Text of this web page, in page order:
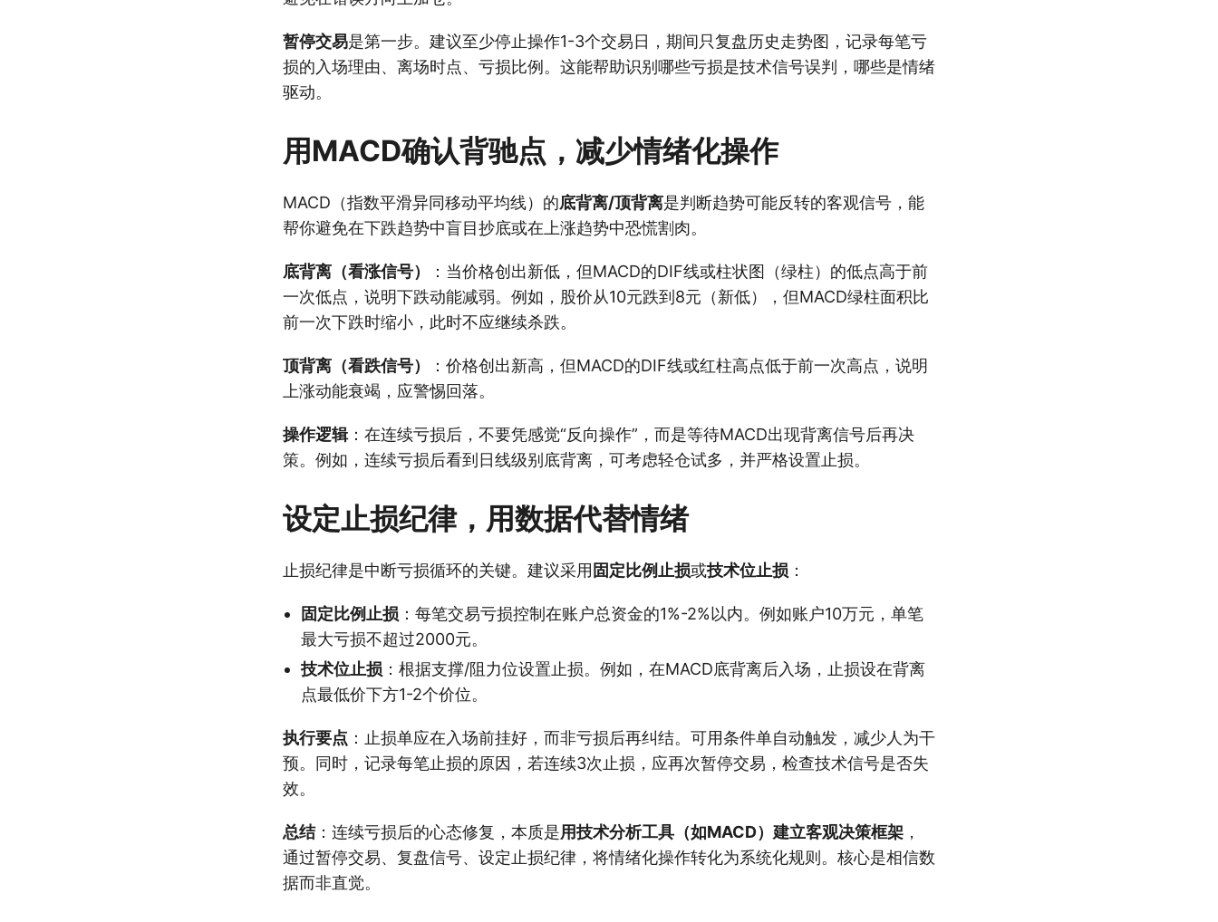
暂停交易是第一步。建议至少停止操作1-3个交易日，期间只复盘历史走势图，记录每笔亏
损的入场理由、离场时点、亏损比例。这能帮助识别哪些亏损是技术信号误判，哪些是情绪
驱动。
用MACD确认背驰点，减少情绪化操作
MACD（指数平滑异同移动平均线）的底背离/顶背离是判断趋势可能反转的客观信号，能
帮你避免在下跌趋势中盲目抄底或在上涨趋势中恐慌割肉。
底背离（看涨信号）
：当价格创出新低，但MACD的DIF线或柱状图（绿柱）的低点高于前
一次低点，说明下跌动能减弱。例如，股价从10元跌到8元（新低），但MACD绿柱面积比
前一次下跌时缩小，此时不应继续杀跌。
顶背离（看跌信号）
：价格创出新高，但MACD的DIF线或红柱高点低于前一次高点，说明
上涨动能衰竭，应警惕回落。
操作逻辑：在连续亏损后，不要凭感觉“反向操作”，而是等待MACD出现背离信号后再决
策。例如，连续亏损后看到日线级别底背离，可考虑轻仓试多，并严格设置止损。
设定止损纪律，用数据代替情绪
止损纪律是中断亏损循环的关键。建议采用固定比例止损或技术位止损 ：
固定比例止损 ：每笔交易亏损控制在账户总资金的1%-2%以内。例如账户10万元，单笔
最大亏损不超过2000元。
技术位止损 ：根据支撑/阻力位设置止损。例如，在MACD底背离后入场，止损设在背离
点最低价下方1-2个价位。
执行要点 ：止损单应在入场前挂好，而非亏损后再纠结。可用条件单自动触发，减少人为干
预。同时，记录每笔止损的原因，若连续3次止损，应再次暂停交易，检查技术信号是否失
效。
总结：连续亏损后的心态修复，本质是用技术分析工具（如MACD）建立客观决策框架 ，
通过暂停交易、复盘信号、设定止损纪律，将情绪化操作转化为系统化规则。核心是相信数
据而非直觉。